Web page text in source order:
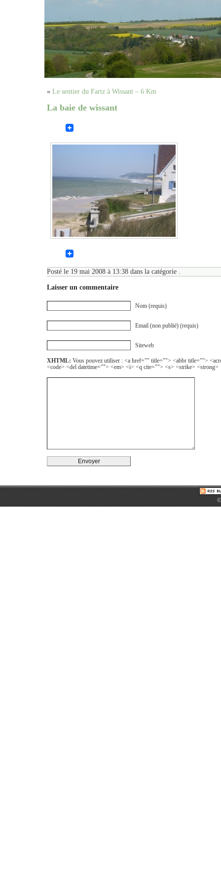
« Le sentier du Fartz à Wissant – 6 Km
La baie de wissant
Posté le 19 mai 2008 à 13:38 dans la catégorie .
Laisser un commentaire
Nom (requis)
Email (non publié) (requis)
Siteweb
XHTML: Vous pouvez utiliser : <a href="" title=""> <abbr title="">
<code> <del datetime=""> <em> <i> <q cite=""> <s> <strike> <strong>